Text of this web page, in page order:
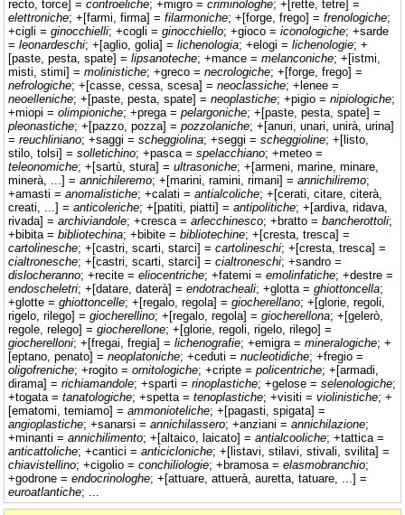
recto, torce] = controeliche; +migro = criminologhe; +[rette, tetre] =
elettroniche; +[farmi, firma] = filarmoniche; +[forge, frego] = frenologiche;
+cigli = ginocchielli; +cogli = ginocchiello; +gioco = iconologiche; +sarde
= leonardeschi; +[aglio, golia] = lichenologia; +elogi = lichenologie; +
[paste, pesta, spate] = lipsanoteche; +mance = melanconiche; +[istmi,
misti, stimi] = molinistiche; +greco = necrologiche; +[forge, frego] =
nefrologiche; +[casse, cessa, scesa] = neoclassiche; +lenee =
neoelleniche; +[paste, pesta, spate] = neoplastiche; +pigio = nipiologiche;
+miopi = olimpioniche; +prega = pelargoniche; +[paste, pesta, spate] =
pleonastiche; +[pazzo, pozza] = pozzolaniche; +[anuri, unari, unirà, urina]
= reuchliniano; +saggi = scheggiolina; +seggi = scheggioline; +[listo,
stilo, tolsi] = solletichino; +pasca = spelacchiano; +meteo =
teleonomiche; +[sartù, stura] = ultrasoniche; +[armeni, marine, minare,
minerà, ...] = annichileremo; +[marini, ramini, rimani] = annichiliremo;
+amasti = anomalistiche; +calati = antialcoliche; +[cerati, citare, citerà,
creati, ...] = anticoleriche; +[patiti, piatti] = antipolitiche; +[ardiva, ridava,
rivada] = archiviandole; +cresca = arlecchinesco; +bratto = bancherottoli;
+bibita = bibliotechina; +bibite = bibliotechine; +[cresta, tresca] =
cartolinesche; +[castri, scarti, starci] = cartolineschi; +[cresta, tresca] =
cialtronesche; +[castri, scarti, starci] = cialtroneschi; +sandro =
dislocheranno; +recite = eliocentriche; +fatemi = emolinfatiche; +destre =
endoscheletri; +[datare, daterà] = endotracheali; +glotta = ghiottoncella;
+glotte = ghiottoncelle; +[regalo, regola] = giocherellano; +[glorie, regoli,
rigelo, rilego] = giocherellino; +[regalo, regola] = giocherellona; +[gelerò,
regole, relego] = giocherellone; +[glorie, regoli, rigelo, rilego] =
giocherelloni; +[fregai, fregia] = lichenografie; +emigra = mineralogiche; +
[eptano, penato] = neoplatoniche; +ceduti = nucleotidiche; +fregio =
oligofreniche; +rogito = ornitologiche; +cripte = policentriche; +[armadi,
dirama] = richiamandole; +sparti = rinoplastiche; +gelose = selenologiche;
+togata = tanatologiche; +spetta = tenoplastiche; +visiti = violinistiche; +
[ematomi, temiamo] = ammonioteliche; +[pagasti, spigata] =
angioplastiche; +sanarsi = annichilassero; +anziani = annichilazione;
+minanti = annichilimento; +[altaico, laicato] = antialcooliche; +tattica =
anticattoliche; +cantici = anticicloniche; +[listavi, stilavi, stivali, svilita] =
chiavistellino; +cigolio = conchiliologie; +bramosa = elasmobranchio;
+godrone = endocrinologhe; +[attuare, attuerà, auretta, tatuare, ...] =
euroatlantiche; ...